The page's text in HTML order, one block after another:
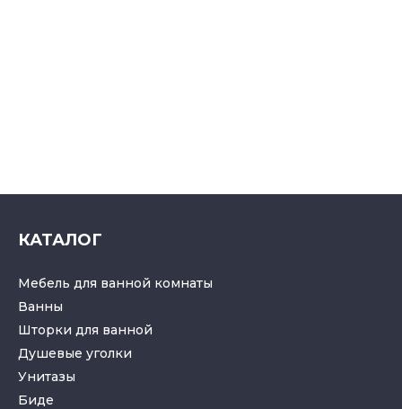
КАТАЛОГ
Мебель для ванной комнаты
Ванны
Шторки для ванной
Душевые уголки
Унитазы
Биде